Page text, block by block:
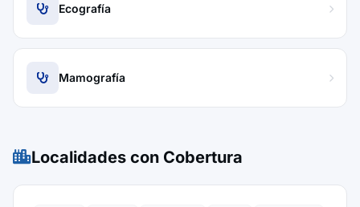
Ecografía
Mamografía
Localidades con Cobertura